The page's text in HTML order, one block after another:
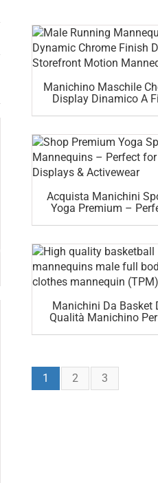
Manichino Maschile
Display Dinamico A
Acquista Manichini
Yoga Premium –
Manichini Da Basket
Qualità Manichino
1 2 3